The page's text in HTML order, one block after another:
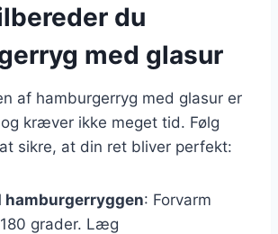
du
med glasur
af hamburgerryg med glasur er
kræver ikke meget tid. Følg
sikre, at din ret bliver perfekt:
hamburgerryggen: Forvarm
grader. Læg